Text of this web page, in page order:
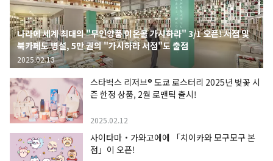
나라에 세계 최대의 "무인양품 이온몰 가시하라" 3/1 오픈! 서점 및
북카페도 병설, 5만 권의 "가시하라 서점"도 출점
2025.02.13
스타벅스 리저브® 도쿄 로스터리 2025년 벚꽃 시
즌 한정 상품, 2월 로맨틱 출시!
2025.02.12
사이타마・가와고에에 「치이카와 모구모구 본
점」이 오픈!